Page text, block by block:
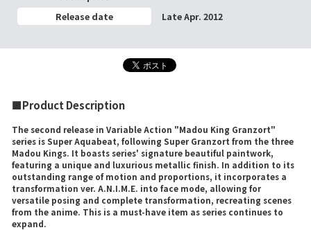
Release date Late Apr. 2012
■Product Description
The second release in Variable Action "Madou King Granzort"
series is Super Aquabeat, following Super Granzort from the three
Madou Kings. It boasts series' signature beautiful paintwork,
featuring a unique and luxurious metallic finish. In addition to its
outstanding range of motion and proportions, it incorporates a
transformation ver. A.N.I.M.E. into face mode, allowing for
versatile posing and complete transformation, recreating scenes
from the anime. This is a must-have item as series continues to
expand.